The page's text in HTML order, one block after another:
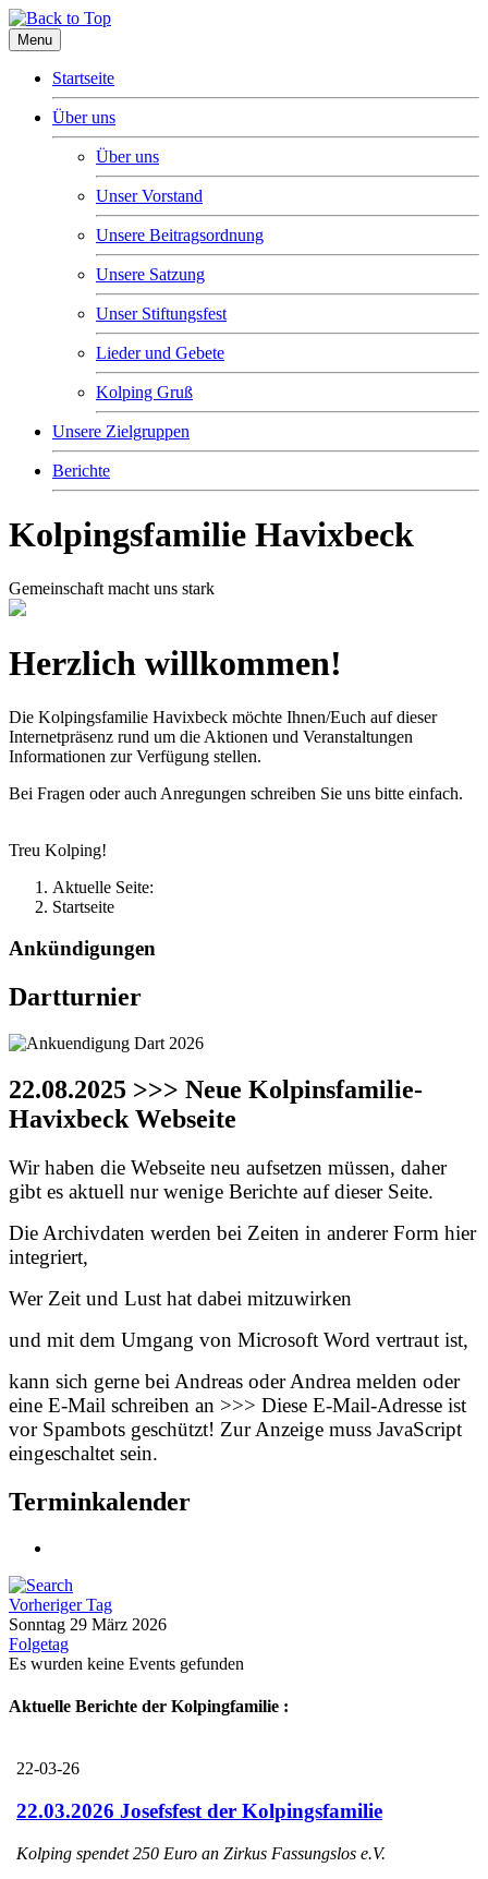
Menu
Startseite
Über uns
Über uns
Unser Vorstand
Unsere Beitragsordnung
Unsere Satzung
Unser Stiftungsfest
Lieder und Gebete
Kolping Gruß
Unsere Zielgruppen
Berichte
Kolpingsfamilie Havixbeck
Gemeinschaft macht uns stark
Herzlich willkommen!
Die Kolpingsfamilie Havixbeck möchte Ihnen/Euch auf dieser
Internetpräsenz rund um die Aktionen und Veranstaltungen
Informationen zur Verfügung stellen.
Bei Fragen oder auch Anregungen schreiben Sie uns bitte einfach.
Treu Kolping!
Aktuelle Seite:
Startseite
Ankündigungen
Dartturnier
22.08.2025 >>> Neue Kolpinsfamilie-
Havixbeck Webseite
Wir haben die Webseite neu aufsetzen müssen, daher
gibt es aktuell nur wenige Berichte auf dieser Seite.
Die Archivdaten werden bei Zeiten in anderer Form hier
integriert,
Wer Zeit und Lust hat dabei mitzuwirken
und mit dem Umgang von Microsoft Word vertraut ist,
kann sich gerne bei Andreas oder Andrea melden oder
eine E-Mail schreiben an >>> Diese E-Mail-Adresse ist
vor Spambots geschützt! Zur Anzeige muss JavaScript
eingeschaltet sein.
Terminkalender
Vorheriger Tag
Sonntag 29 März 2026
Folgetag
Es wurden keine Events gefunden
Aktuelle Berichte der Kolpingfamilie :
22-03-26
22.03.2026 Josefsfest der Kolpingsfamilie
Kolping spendet 250 Euro an Zirkus Fassungslos e.V.